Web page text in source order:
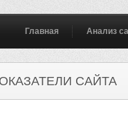
Главная Анализ
САЙТА